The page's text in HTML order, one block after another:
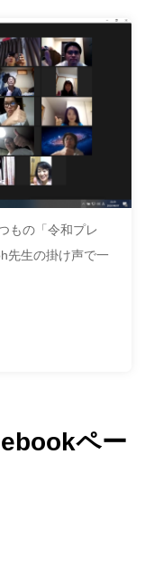
もの「令和プレ
先生の掛け声で一
ペー